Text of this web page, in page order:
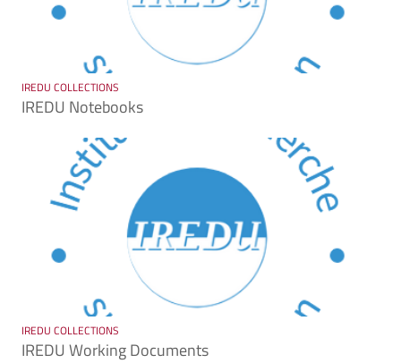
IREDU COLLECTIONS
IREDU Notebooks
IREDU COLLECTIONS
IREDU Working Documents